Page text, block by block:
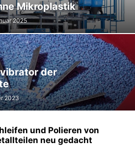
Mikroplastik
2025
der
2023
und Polieren von
neu gedacht